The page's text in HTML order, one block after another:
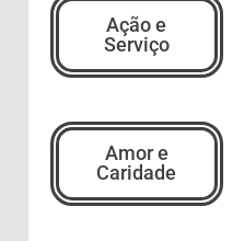
Ação e
Serviço
Amor e
Caridade